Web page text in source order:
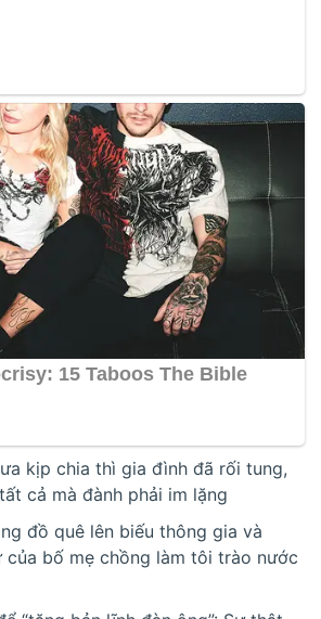
kịp chia thì gia đình đã rối tung,
cả mà đành phải im lặng
đồ quê lên biếu thông gia và
của bố mẹ chồng làm tôi trào nước